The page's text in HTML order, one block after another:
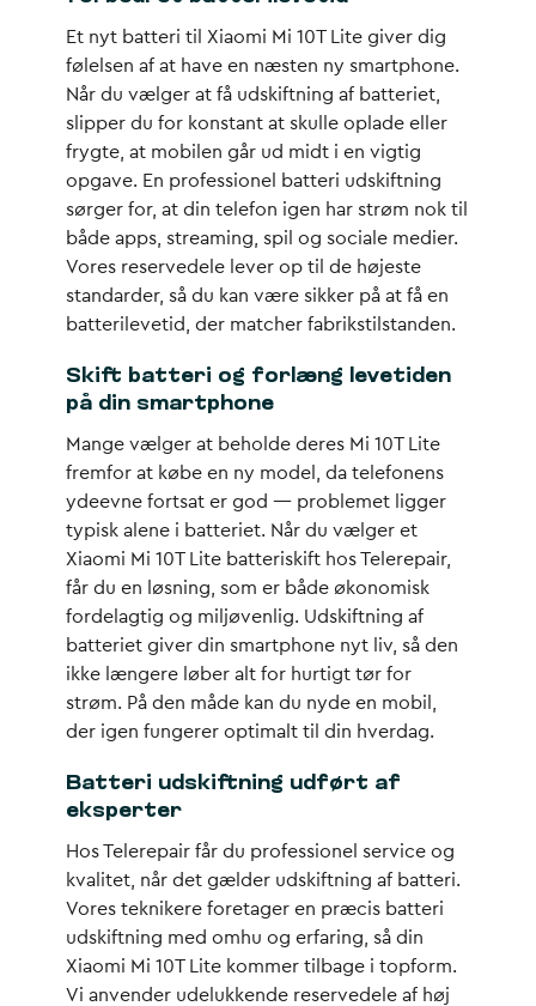
Et nyt batteri til Xiaomi Mi 10T Lite giver dig
følelsen af at have en næsten ny smartphone.
Når du vælger at få udskiftning af batteriet,
slipper du for konstant at skulle oplade eller
frygte, at mobilen går ud midt i en vigtig
opgave. En professionel batteri udskiftning
sørger for, at din telefon igen har strøm nok til
både apps, streaming, spil og sociale medier.
Vores reservedele lever op til de højeste
standarder, så du kan være sikker på at få en
batterilevetid, der matcher fabrikstilstanden.
Skift batteri og forlæng levetiden
på din smartphone
Mange vælger at beholde deres Mi 10T Lite
fremfor at købe en ny model, da telefonens
ydeevne fortsat er god — problemet ligger
typisk alene i batteriet. Når du vælger et
Xiaomi Mi 10T Lite batteriskift hos Telerepair,
får du en løsning, som er både økonomisk
fordelagtig og miljøvenlig. Udskiftning af
batteriet giver din smartphone nyt liv, så den
ikke længere løber alt for hurtigt tør for
strøm. På den måde kan du nyde en mobil,
der igen fungerer optimalt til din hverdag.
Batteri udskiftning udført af
eksperter
Hos Telerepair får du professionel service og
kvalitet, når det gælder udskiftning af batteri.
Vores teknikere foretager en præcis batteri
udskiftning med omhu og erfaring, så din
Xiaomi Mi 10T Lite kommer tilbage i topform.
Vi anvender udelukkende reservedele af høj